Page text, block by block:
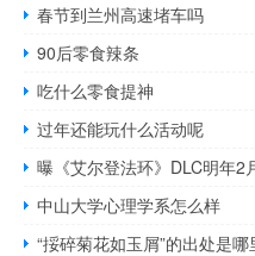
春节到兰州高速堵车吗
90后零食辣条
吃什么零食提神
过年还能玩什么活动呢
曝《艾尔登法环》DLC明年2
中山大学心理学系怎么样
“挼碎菊花如玉屑”的出处是哪